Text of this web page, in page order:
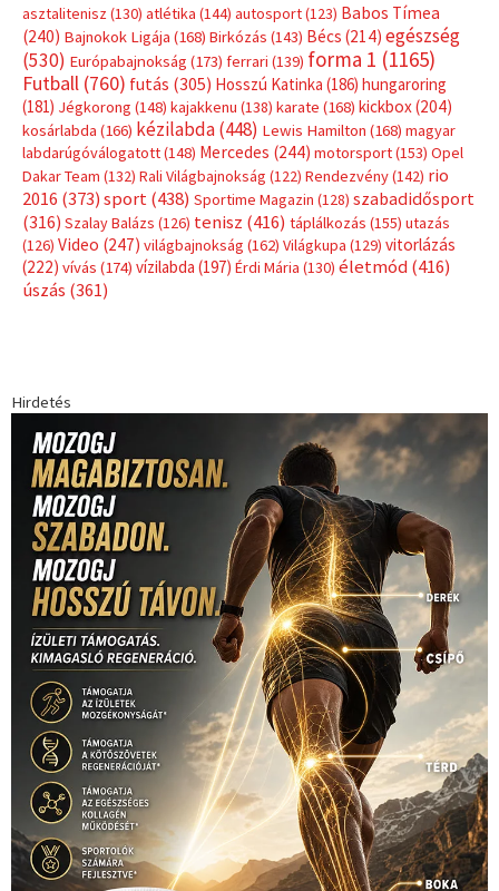
asztalitenisz (130) atlétika (144) autosport(123) Babos Tímea
(240) Bajnokok Ligája (168) Birkózás (143) Bécs (214) egészség
(530) Európabajnokság (173) ferrari (139) forma 1 (1165)
Futball (760) futás (305) Hosszú Katinka (186) hungaroring
(181) Jégkorong (148) kajakkenu (138) karate (168) kickbox(204)
kosárlabda (166) kézilabda(448) Lewis Hamilton (168) magyar
labdarúgóválogatott(148) Mercedes (244) motorsport(153) Opel
Dakar Team (132) Rali Világbajnokság (122) Rendezvény(142) rio
2016 (373) sport(438) Sportime Magazin (128) szabadidősport
(316) Szalay Balázs (126) tenisz (416) táplálkozás (155) utazás
(126) Video (247) világbajnokság (162) Világkupa (129) vitorlázás
(222) vívás (174) vízilabda (197) Érdi Mária (130) életmód(416)
úszás (361)
Hirdetés